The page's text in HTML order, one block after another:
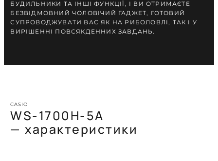
БУДИЛЬНИКИ ТА ІНШІ ФУНКЦІЇ, І ВИ ОТРИМАЄТЕ
БЕЗВІДМОВНИЙ ЧОЛОВІЧИЙ ГАДЖЕТ, ГОТОВИЙ
СУПРОВОДЖУВАТИ ВАС ЯК НА РИБОЛОВЛІ, ТАК І У
ВИРІШЕННІ ПОВСЯКДЕННИХ ЗАВДАНЬ.
CASIO
WS-1700H-5A
— характеристики